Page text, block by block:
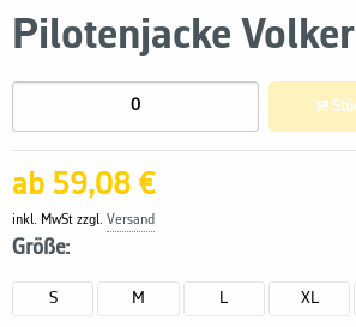
Pilotenjacke Volker
ab 59,08 €
inkl. MwSt zzgl. Versand
Größe:
S M L XL